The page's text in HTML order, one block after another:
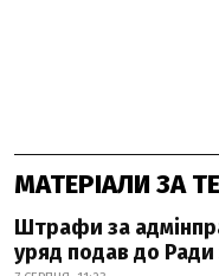
МАТЕРІАЛИ ЗА
Штрафи за
уряд подав до